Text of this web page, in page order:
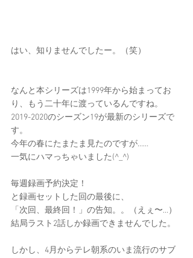
はい、知りませんでしたー。（笑）
なんと本シリーズは1999年から始まってお
り、もう二十年に渡っているんですね。
2019-2020のシーズン19が最新のシリーズで
す。
今年の春にたまたま見たのですが……
一気にハマっちゃいました(^_^)
毎週録画予約決定！
と録画セットした回の最後に、
「次回、最終回！」の告知。。（えぇ〜…）
結局ラスト2話しか録画できませんでした。
しかし、4月からテレ朝系のいま流行のサブ